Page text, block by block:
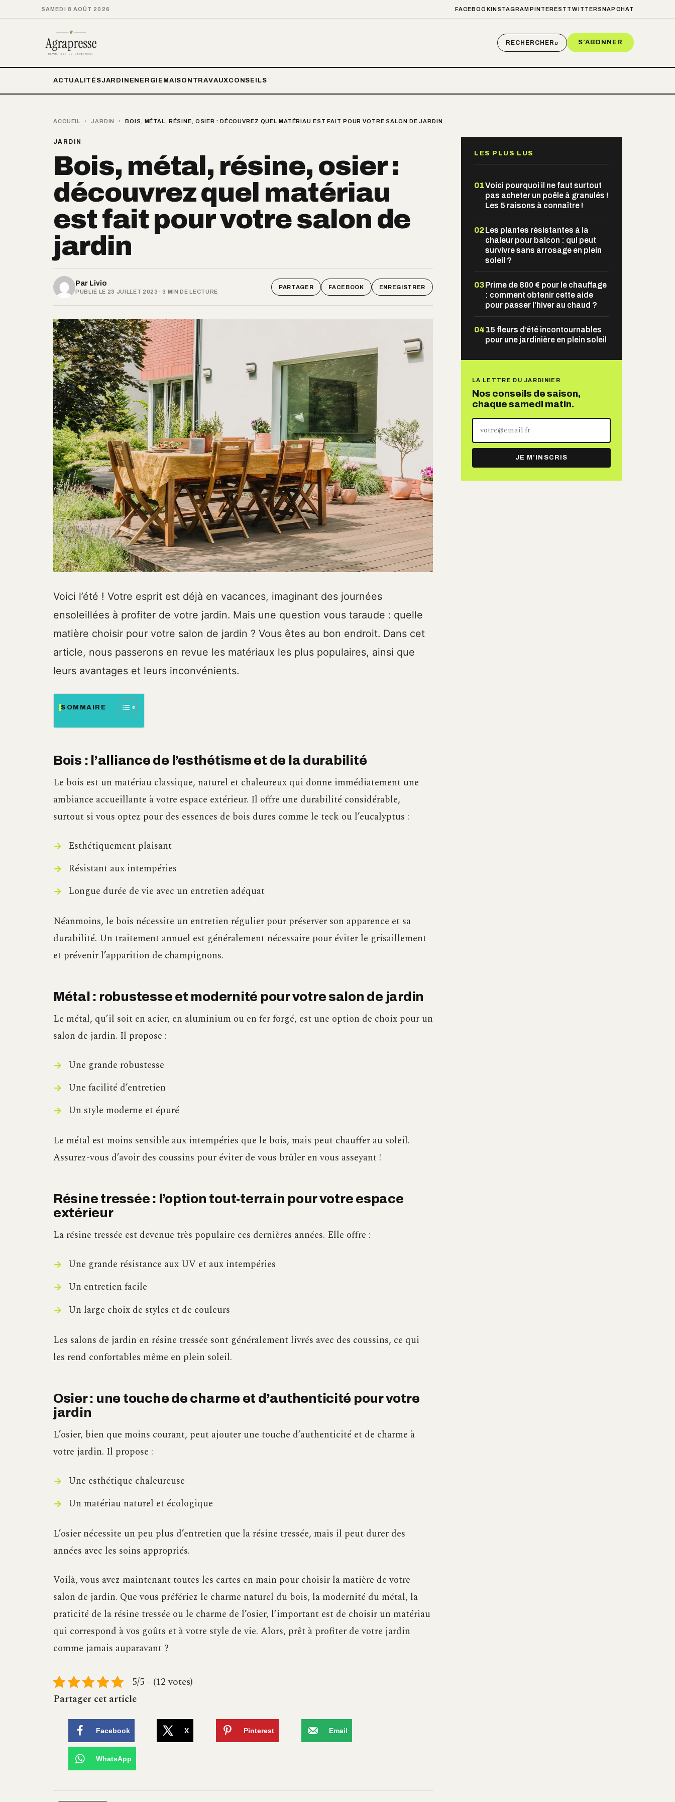
SAMEDI 8 AOÛT 2026 FACEBOOKINSTAGRAM PINTEREST TWITTER SNAPCHAT
RECHERCHER⌕ S’ABONNER
ACTUALITÉSJARDIN ENERGIE MAISON TRAVAUXCONSEILS
ACCUEIL › JARDIN › BOIS, MÉTAL, RÉSINE, OSIER : DÉCOUVREZ QUEL MATÉRIAU EST FAIT POUR VOTRE SALON DE JARDIN
JARDIN
Bois, métal, résine, osier :
découvrez quel matériau
est fait pour votre salon de
jardin
Par Livio
PUBLIÉ LE 23 JUILLET 2023 · 3 MIN DE LECTURE
PARTAGER FACEBOOK ENREGISTRER
Voici l’été ! Votre esprit est déjà en vacances, imaginant des journées
ensoleillées à profiter de votre jardin. Mais une question vous taraude : quelle
matière choisir pour votre salon de jardin ? Vous êtes au bon endroit. Dans cet
article, nous passerons en revue les matériaux les plus populaires, ainsi que
leurs avantages et leurs inconvénients.
SOMMAIRE
Bois : l’alliance de l’esthétisme et de la durabilité
Le bois est un matériau classique, naturel et chaleureux qui donne immédiatement une
ambiance accueillante à votre espace extérieur. Il offre une durabilité considérable,
surtout si vous optez pour des essences de bois dures comme le teck ou l’eucalyptus :
Esthétiquement plaisant
Résistant aux intempéries
Longue durée de vie avec un entretien adéquat
Néanmoins, le bois nécessite un entretien régulier pour préserver son apparence et sa
durabilité. Un traitement annuel est généralement nécessaire pour éviter le grisaillement
et prévenir l’apparition de champignons.
Métal : robustesse et modernité pour votre salon de jardin
Le métal, qu’il soit en acier, en aluminium ou en fer forgé, est une option de choix pour un
salon de jardin. Il propose :
Une grande robustesse
Une facilité d’entretien
Un style moderne et épuré
Le métal est moins sensible aux intempéries que le bois, mais peut chauffer au soleil.
Assurez-vous d’avoir des coussins pour éviter de vous brûler en vous asseyant !
Résine tressée : l’option tout-terrain pour votre espace
extérieur
La résine tressée est devenue très populaire ces dernières années. Elle offre :
Une grande résistance aux UV et aux intempéries
Un entretien facile
Un large choix de styles et de couleurs
Les salons de jardin en résine tressée sont généralement livrés avec des coussins, ce qui
les rend confortables même en plein soleil.
Osier : une touche de charme et d’authenticité pour votre
jardin
L’osier, bien que moins courant, peut ajouter une touche d’authenticité et de charme à
votre jardin. Il propose :
Une esthétique chaleureuse
Un matériau naturel et écologique
L’osier nécessite un peu plus d’entretien que la résine tressée, mais il peut durer des
années avec les soins appropriés.
Voilà, vous avez maintenant toutes les cartes en main pour choisir la matière de votre
salon de jardin. Que vous préfériez le charme naturel du bois, la modernité du métal, la
praticité de la résine tressée ou le charme de l’osier, l’important est de choisir un matériau
qui correspond à vos goûts et à votre style de vie. Alors, prêt à profiter de votre jardin
comme jamais auparavant ?
5/5 - (12 votes)
Partager cet article
Facebook X Pinterest Email
WhatsApp
LES PLUS LUS
01Voici pourquoi il ne faut surtout
pas acheter un poêle à granulés !
Les 5 raisons à connaître !
02Les plantes résistantes à la
chaleur pour balcon : qui peut
survivre sans arrosage en plein
soleil ?
03Prime de 800 € pour le chauffage
: comment obtenir cette aide
pour passer l’hiver au chaud ?
04 15 fleurs d’été incontournables
pour une jardinière en plein soleil
LA LETTRE DU JARDINIER
Nos conseils de saison,
chaque samedi matin.
adresse
mail
JE M’INSCRIS